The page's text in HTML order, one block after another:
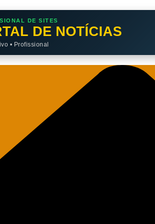
DE SITES
DE NOTÍCIAS
• Profissional